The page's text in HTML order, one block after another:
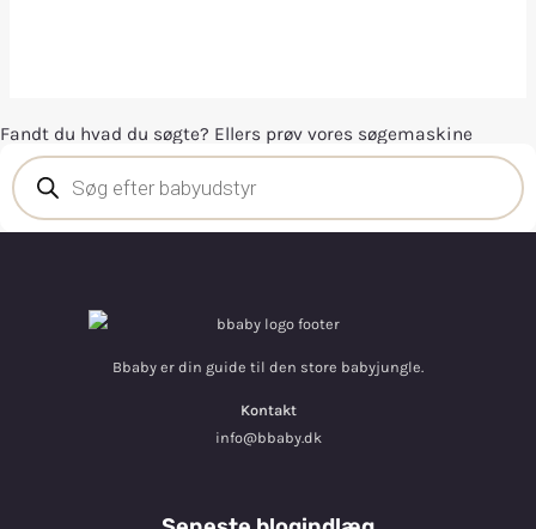
Fandt du hvad du søgte? Ellers prøv vores søgemaskine
Bbaby er din guide til den store babyjungle.
Kontakt
info@bbaby.dk